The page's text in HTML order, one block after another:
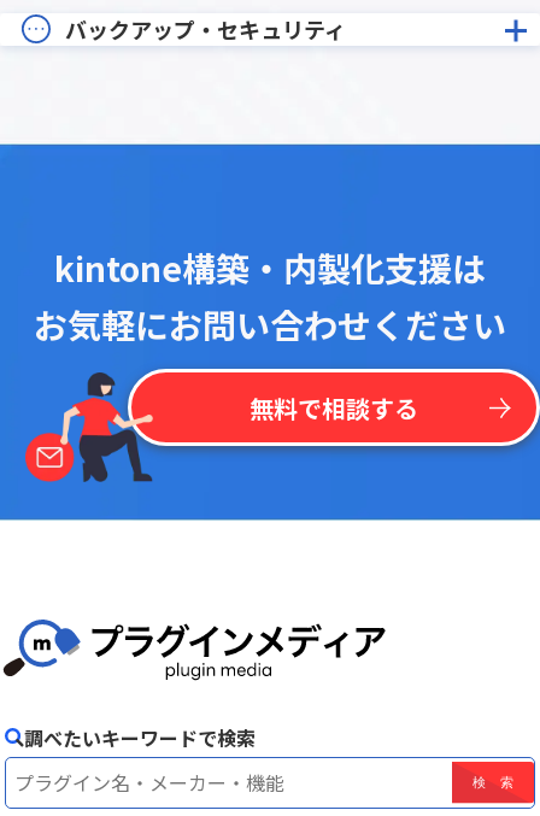
バックアップ・セキュリティ
kintone構築・内製化支援は
お気軽にお問い合わせください
無料で相談する
調べたいキーワードで検索